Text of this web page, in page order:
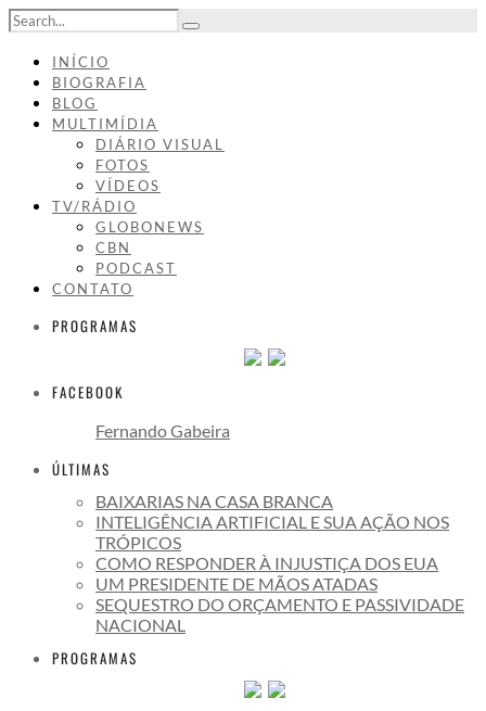
INÍCIO
BIOGRAFIA
BLOG
MULTIMÍDIA
DIÁRIO VISUAL
FOTOS
VÍDEOS
TV/RÁDIO
GLOBONEWS
CBN
PODCAST
CONTATO
PROGRAMAS
FACEBOOK
Fernando Gabeira
ÚLTIMAS
BAIXARIAS NA CASA BRANCA
INTELIGÊNCIA ARTIFICIAL E SUA AÇÃO NOS
TRÓPICOS
COMO RESPONDER À INJUSTIÇA DOS EUA
UM PRESIDENTE DE MÃOS ATADAS
SEQUESTRO DO ORÇAMENTO E PASSIVIDADE
NACIONAL
PROGRAMAS